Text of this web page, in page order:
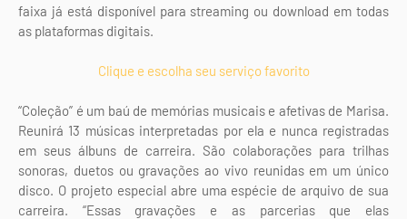
faixa já está disponível para streaming ou download em todas
as plataformas digitais.
Clique e escolha seu serviço favorito
“Coleção” é um baú de memórias musicais e afetivas de Marisa.
Reunirá 13 músicas interpretadas por ela e nunca registradas
em seus álbuns de carreira. São colaborações para trilhas
sonoras, duetos ou gravações ao vivo reunidas em um único
disco. O projeto especial abre uma espécie de arquivo de sua
carreira. “Essas gravações e as parcerias que elas